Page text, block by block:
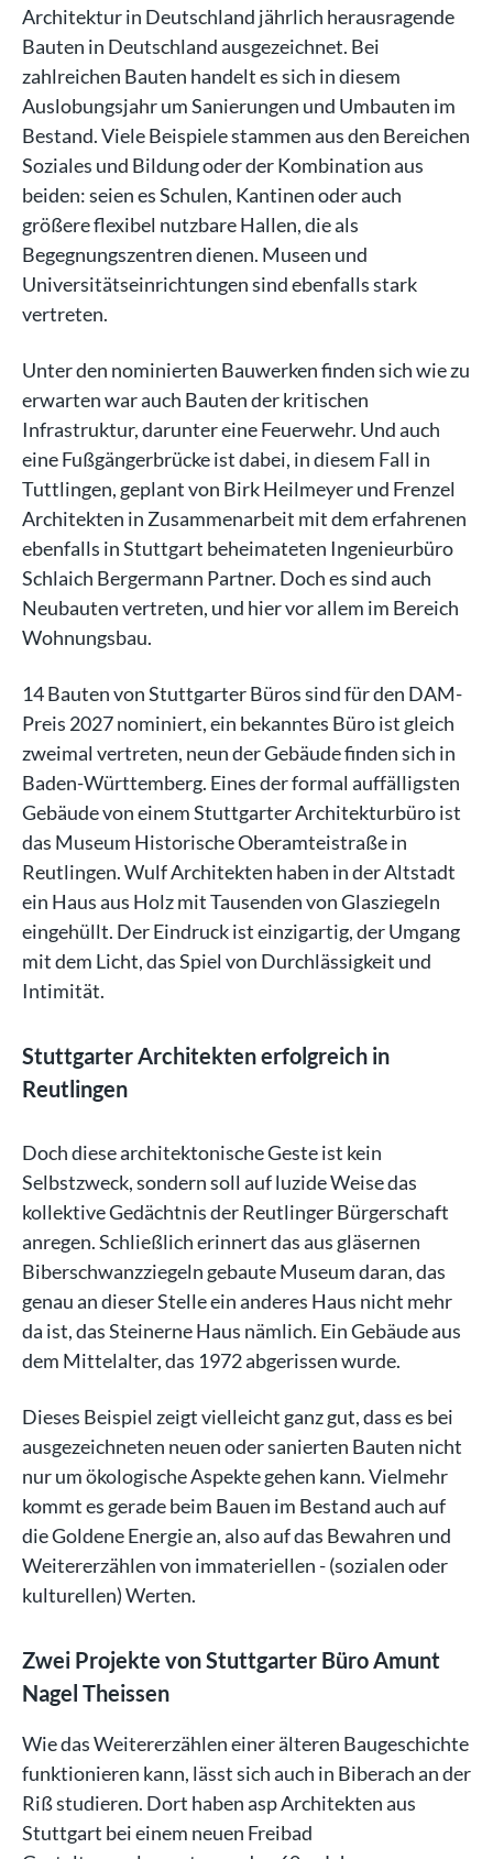
Architektur in Deutschland jährlich herausragende
Bauten in Deutschland ausgezeichnet. Bei
zahlreichen Bauten handelt es sich in diesem
Auslobungsjahr um Sanierungen und Umbauten im
Bestand. Viele Beispiele stammen aus den Bereichen
Soziales und Bildung oder der Kombination aus
beiden: seien es Schulen, Kantinen oder auch
größere flexibel nutzbare Hallen, die als
Begegnungszentren dienen. Museen und
Universitätseinrichtungen sind ebenfalls stark
vertreten.
Unter den nominierten Bauwerken finden sich wie zu
erwarten war auch Bauten der kritischen
Infrastruktur, darunter eine Feuerwehr. Und auch
eine Fußgängerbrücke ist dabei, in diesem Fall in
Tuttlingen, geplant von Birk Heilmeyer und Frenzel
Architekten in Zusammenarbeit mit dem erfahrenen
ebenfalls in Stuttgart beheimateten Ingenieurbüro
Schlaich Bergermann Partner. Doch es sind auch
Neubauten vertreten, und hier vor allem im Bereich
Wohnungsbau.
14 Bauten von Stuttgarter Büros sind für den DAM-
Preis 2027 nominiert, ein bekanntes Büro ist gleich
zweimal vertreten, neun der Gebäude finden sich in
Baden-Württemberg. Eines der formal auffälligsten
Gebäude von einem Stuttgarter Architekturbüro ist
das Museum Historische Oberamteistraße in
Reutlingen. Wulf Architekten haben in der Altstadt
ein Haus aus Holz mit Tausenden von Glasziegeln
eingehüllt. Der Eindruck ist einzigartig, der Umgang
mit dem Licht, das Spiel von Durchlässigkeit und
Intimität.
Stuttgarter Architekten erfolgreich in
Reutlingen
Doch diese architektonische Geste ist kein
Selbstzweck, sondern soll auf luzide Weise das
kollektive Gedächtnis der Reutlinger Bürgerschaft
anregen. Schließlich erinnert das aus gläsernen
Biberschwanzziegeln gebaute Museum daran, das
genau an dieser Stelle ein anderes Haus nicht mehr
da ist, das Steinerne Haus nämlich. Ein Gebäude aus
dem Mittelalter, das 1972 abgerissen wurde.
Dieses Beispiel zeigt vielleicht ganz gut, dass es bei
ausgezeichneten neuen oder sanierten Bauten nicht
nur um ökologische Aspekte gehen kann. Vielmehr
kommt es gerade beim Bauen im Bestand auch auf
die Goldene Energie an, also auf das Bewahren und
Weitererzählen von immateriellen - (sozialen oder
kulturellen) Werten.
Zwei Projekte von Stuttgarter Büro Amunt
Nagel Theissen
Wie das Weitererzählen einer älteren Baugeschichte
funktionieren kann, lässt sich auch in Biberach an der
Riß studieren. Dort haben asp Architekten aus
Stuttgart bei einem neuen Freibad